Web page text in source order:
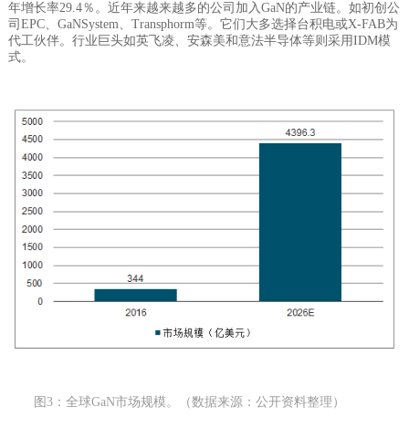
年增长率29.4％。近年来越来越多的公司加入GaN的产业链。如初创公
司EPC、GaNSystem、Transphorm等。它们大多选择台积电或X-FAB为
代工伙伴。行业巨头如英飞凌、安森美和意法半导体等则采用IDM模
式。
图3：全球GaN市场规模。（数据来源：公开资料整理）